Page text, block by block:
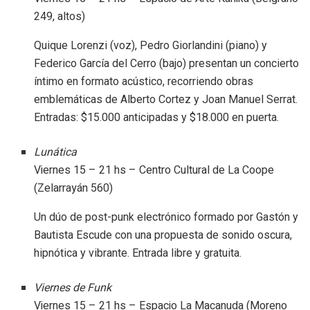
249, altos)
Quique Lorenzi (voz), Pedro Giorlandini (piano) y
Federico García del Cerro (bajo) presentan un concierto
íntimo en formato acústico, recorriendo obras
emblemáticas de Alberto Cortez y Joan Manuel Serrat.
Entradas: $15.000 anticipadas y $18.000 en puerta.
Lunática
Viernes 15 – 21 hs – Centro Cultural de La Coope
(Zelarrayán 560)
Un dúo de post-punk electrónico formado por Gastón y
Bautista Escude con una propuesta de sonido oscura,
hipnótica y vibrante. Entrada libre y gratuita.
Viernes de Funk
Viernes 15 – 21 hs – Espacio La Macanuda (Moreno